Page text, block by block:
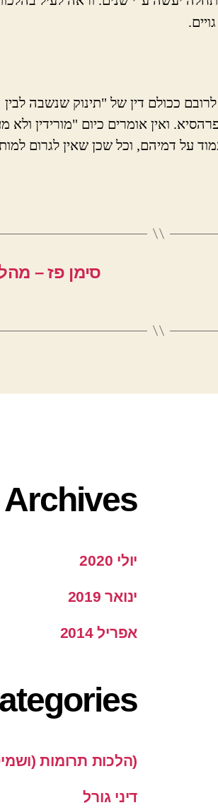
ככולם דין של "תינוק שנשבה לבין
ואין אומרים כיום "מורידין ולא
על דמיהם, וכל שכן שאין לגרום
סימן פז –
Archives
יולי 2020
ינואר 2019
אפריל 2014
(הלכות תרומות
דיני גורל